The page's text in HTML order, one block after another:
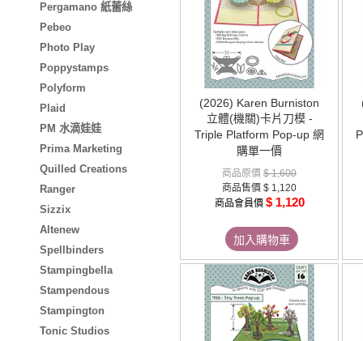
Pergamano 紙蕾絲
Pebeo
Photo Play
Poppystamps
Polyform
Plaid
PM 水滴娃娃
Prima Marketing
Quilled Creations
Ranger
Sizzix
Altenew
Spellbinders
Stampingbella
Stampendous
Stampington
Tonic Studios
(2026) Karen Burniston
立體(機關)卡片刀模 -
Triple Platform Pop-up 網
購單一價
商品原價 $ 1,600
商品售價 $ 1,120
商品會員價 $ 1,120
加入購物車